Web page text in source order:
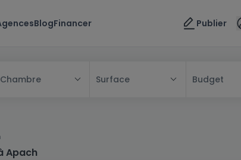
BlogFinancer Publier
Chambre Surface Budget
Apach